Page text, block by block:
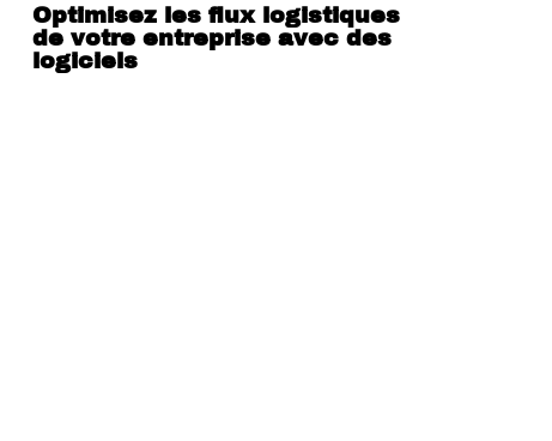
Optimisez les flux logistiques
de votre entreprise avec des
logiciels